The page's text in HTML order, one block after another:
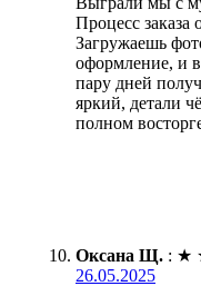
Процесс заказа
Загружаешь
оформление, и
пару дней
яркий, детали
полном
Оксана Щ. : ★
26.05.2025